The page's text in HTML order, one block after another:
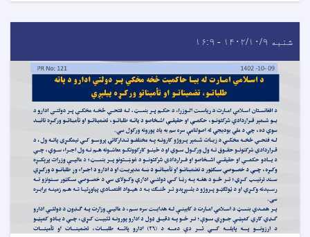
شنبه ۱۴۰۲/۱۰/۹ - ۱۶:۹